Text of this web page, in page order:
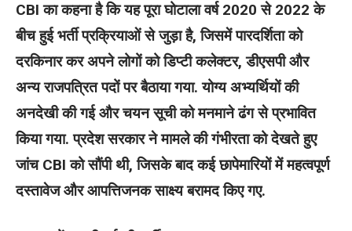
CBI का कहना है कि यह पूरा घोटाला वर्ष 2020 से 2022 के
बीच हुई भर्ती प्रक्रियाओं से जुड़ा है, जिसमें पारदर्शिता को
दरकिनार कर अपने लोगों को डिप्टी कलेक्टर, डीएसपी और
अन्य राजपत्रित पदों पर बैठाया गया. योग्य अभ्यर्थियों की
अनदेखी की गई और चयन सूची को मनमाने ढंग से प्रभावित
किया गया. प्रदेश सरकार ने मामले की गंभीरता को देखते हुए
जांच CBI को सौंपी थी, जिसके बाद कई छापेमारियों में महत्वपूर्ण
दस्तावेज और आपत्तिजनक साक्ष्य बरामद किए गए.